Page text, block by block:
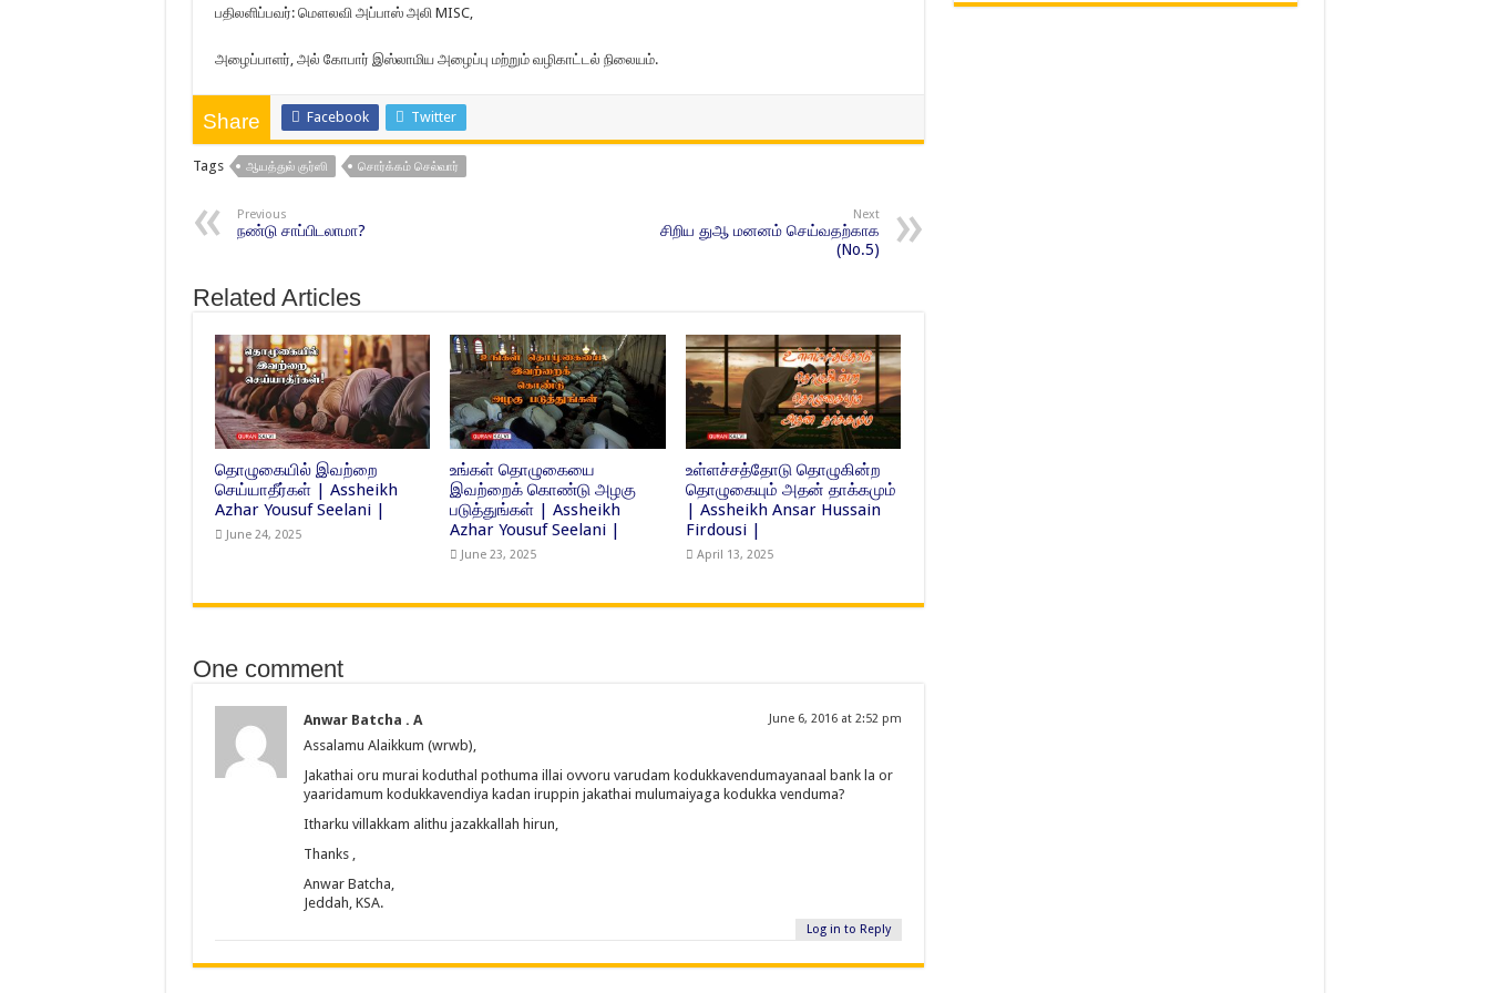
பதிலளிப்பவர்: மௌலவி அப்பாஸ் அலி MISC,
அழைப்பாளர், அல் கோபார் இஸ்லாமிய அழைப்பு மற்றும் வழிகாட்டல் நிலையம்.
Share Facebook Twitter
Tags ஆயத்துல் குர்ஸி சொர்க்கம் செல்வார்
Previous
நண்டு சாப்பிடலாமா?
Next
சிறிய துஆ மனனம் செய்வதற்காக
(No.5)
Related Articles
தொழுகையில் இவற்றை
செய்யாதீர்கள் | Assheikh
Azhar Yousuf Seelani |
June 24, 2025
உங்கள் தொழுகையை
இவற்றைக் கொண்டு அழகு
படுத்துங்கள் | Assheikh
Azhar Yousuf Seelani |
June 23, 2025
உள்ளச்சத்தோடு தொழுகின்ற
தொழுகையும் அதன் தாக்கமும்
| Assheikh Ansar Hussain
Firdousi |
April 13, 2025
One comment
Anwar Batcha . A June 6, 2016 at 2:52 pm
Assalamu Alaikkum (wrwb),
Jakathai oru murai koduthal pothuma illai ovvoru varudam kodukkavendumayanaal bank la or
yaaridamum kodukkavendiya kadan iruppin jakathai mulumaiyaga kodukka venduma?
Itharku villakkam alithu jazakkallah hirun,
Thanks ,
Anwar Batcha,
Jeddah, KSA.
Log in to Reply